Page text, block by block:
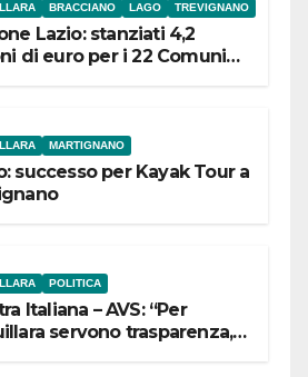
BRACCIANO LAGO TREVIGNANO
Lazio: stanziati 4,2
di euro per i 22 Comuni
MARTIGNANO
successo per Kayak Tour a
POLITICA
Italiana – AVS: “Per
servono trasparenza,